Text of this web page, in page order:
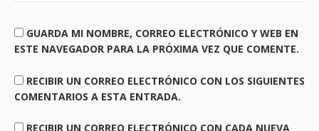
GUARDA MI NOMBRE, CORREO ELECTRÓNICO Y WEB EN
ESTE NAVEGADOR PARA LA PRÓXIMA VEZ QUE COMENTE.
RECIBIR UN CORREO ELECTRÓNICO CON LOS SIGUIENTES
COMENTARIOS A ESTA ENTRADA.
RECIBIR UN CORREO ELECTRÓNICO CON CADA NUEVA